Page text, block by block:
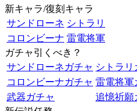
新キャラ/復刻キャラ
サンドローネ シトラリ
コロンビーナ 雷電将軍
ガチャ引くべき？
サンドローネガチャ シトラリ
コロンビーナガチャ 雷電将軍
武器ガチャ
追憶祈願